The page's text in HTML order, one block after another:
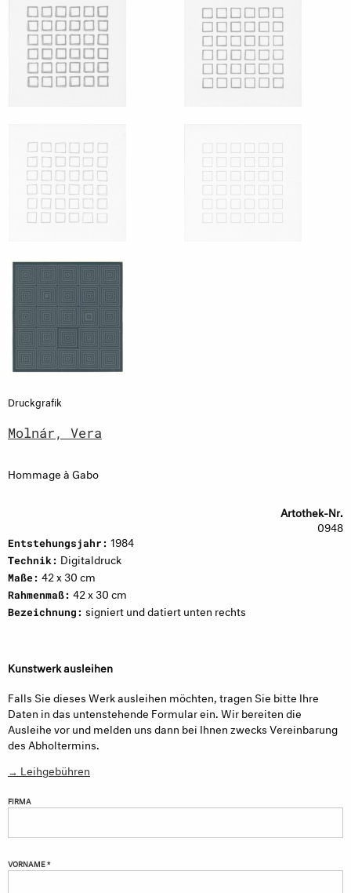
Druckgrafik
Molnár, Vera
Hommage à Gabo
Artothek-Nr.
0948
Entstehungsjahr: 1984
Technik: Digitaldruck
Maße: 42 x 30 cm
Rahmenmaß: 42 x 30 cm
Bezeichnung: signiert und datiert unten rechts
Kunstwerk ausleihen
Falls Sie dieses Werk ausleihen möchten, tragen Sie bitte Ihre
Daten in das untenstehende Formular ein. Wir bereiten die
Ausleihe vor und melden uns dann bei Ihnen zwecks Vereinbarung
des Abholtermins.
→ Leihgebühren
FIRMA
VORNAME *